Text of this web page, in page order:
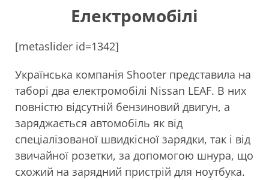
Електромобілі
[metaslider id=1342]
Українська компанія Shooter представила на
таборі два електромобілі Nissan LEAF. В них
повністю відсутній бензиновий двигун, а
заряджається автомобіль як від
спеціалізованої швидкісної зарядки, так і від
звичайної розетки, за допомогою шнура, що
схожий на зарядний пристрій для ноутбука.